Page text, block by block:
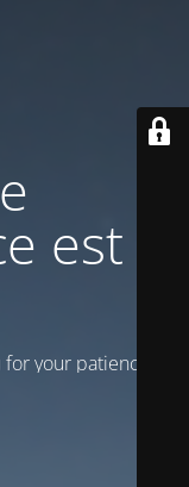
est
your patience!